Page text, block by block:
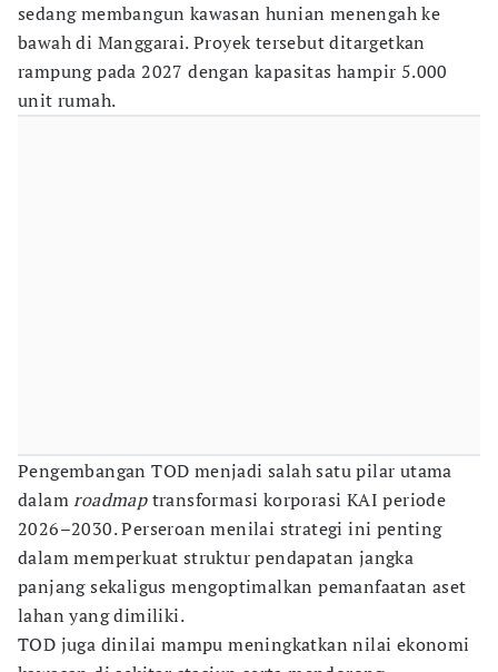
sedang membangun kawasan hunian menengah ke
bawah di Manggarai. Proyek tersebut ditargetkan
rampung pada 2027 dengan kapasitas hampir 5.000
unit rumah.
Pengembangan TOD menjadi salah satu pilar utama
dalamroadmaptransformasi korporasi KAI periode
2026–2030. Perseroan menilai strategi ini penting
dalam memperkuat struktur pendapatan jangka
panjang sekaligus mengoptimalkan pemanfaatan aset
lahan yang dimiliki.
TOD juga dinilai mampu meningkatkan nilai ekonomi